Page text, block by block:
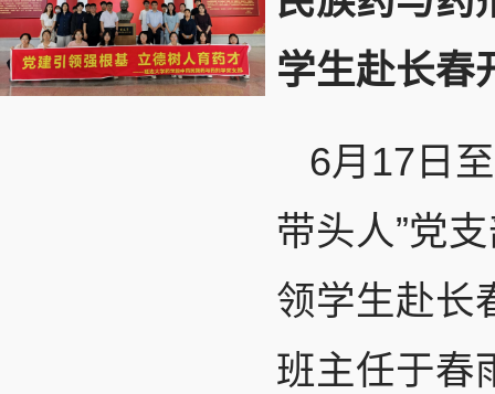
学生赴长春
6月17日
带头人”党
领学生赴长
班主任于春